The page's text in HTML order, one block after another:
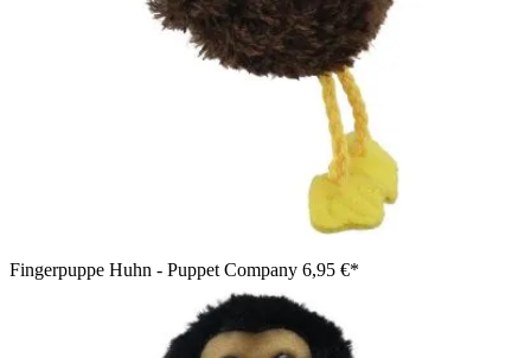
Fingerpuppe Huhn - Puppet Company 6,95 €*